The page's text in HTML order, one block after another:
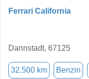
Ferrari California
Dannstadt, 67125
32.500 km Benzin